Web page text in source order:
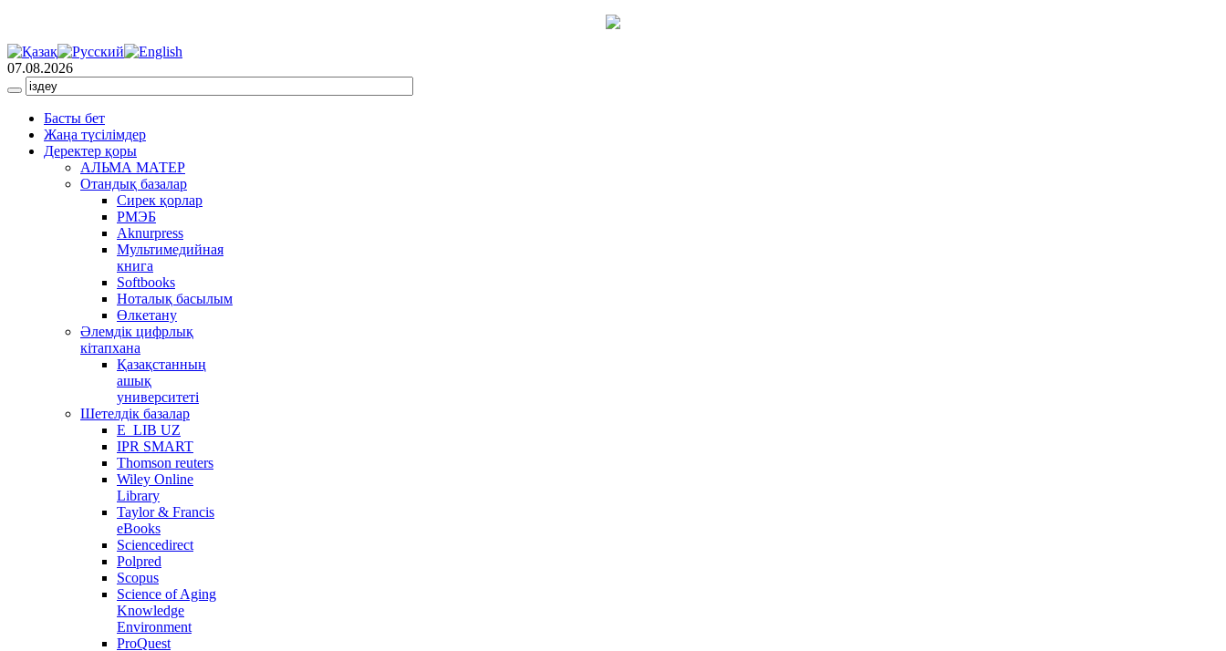
07.08.2026
Басты бет
Жаңа түсілімдер
Деректер қоры
АЛЬМА МАТЕР
Отандық базалар
Сирек қорлар
РМЭБ
Аknurpress
Мультимедийная
книга
Softbooks
Ноталық басылым
Өлкетану
Әлемдік цифрлық
кітапхана
Қазақстанның
ашық
университеті
Шетелдік базалар
E_LIB UZ
IPR SMART
Thomson reuters
Wiley Online
Library
Taylor & Francis
eBooks
Sciencedirect
Polpred
Scopus
Science of Aging
Knowledge
Environment
ProQuest